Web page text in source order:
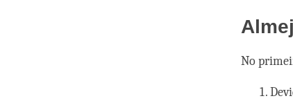
No